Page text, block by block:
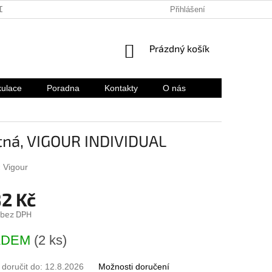
OTÁZKY REKLAMACE A
Přihlášení
NÁKUPNÍ
Prázdný košík
Poradna Kontakty O nás
VIGOUR INDIVIDUAL
Vigour
Kč
DPH
(2 ks)
do: 12.8.2026 Možnosti doručení